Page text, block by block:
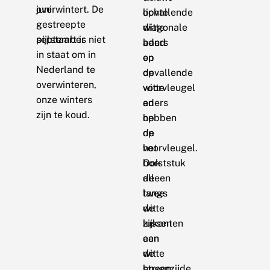
juni
-
september
overwintert. De
gestreepte
pijlstaart is niet
in staat om in
Nederland te
overwinteren,
onze winters
zijn te koud.
lichte
diagonale
band
en
opvallende
witte
aders
op
de
voorvleugel.
Ook
de
twee
witte
lussen
aan
de
opvallende
witte
aders
op
de
voorvleugel
en
hebben
op
het
borststuk
alleen
langs
de
zijkanten
een
witte